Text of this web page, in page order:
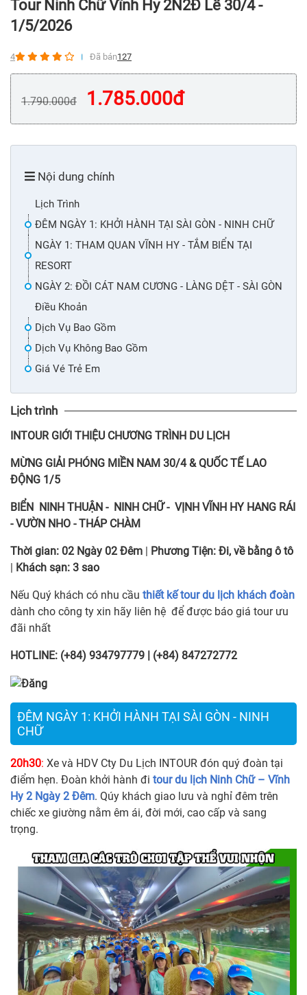
Tour Ninh Chữ Vĩnh Hy 2N2Đ Lễ 30/4 -
1/5/2026
4 Đã bán127
1.790.000đ 1.785.000đ
Nội dung chính
Lịch Trình
ĐÊM NGÀY 1: KHỞI HÀNH TẠI SÀI GÒN - NINH CHỮ
NGÀY 1: THAM QUAN VĨNH HY - TẮM BIỂN TẠI
RESORT
NGÀY 2: ĐỒI CÁT NAM CƯƠNG - LÀNG DỆT - SÀI GÒN
Điều Khoản
Dịch Vụ Bao Gồm
Dịch Vụ Không Bao Gồm
Giá Vé Trẻ Em
Lịch trình
INTOUR GIỚI THIỆU CHƯƠNG TRÌNH DU LỊCH
MỪNG GIẢI PHÓNG MIỀN NAM 30/4 & QUỐC TẾ LAO
ĐỘNG 1/5
BIỂN NINH THUẬN - NINH CHỮ - VỊNH VĨNH HY HANG RÁI
- VƯỜN NHO - THÁP CHÀM
Thời gian: 02 Ngày 02 Đêm Phương Tiện: Đi, về bằng ô tô
Khách sạn: 3 sao
Nếu Quý khách có nhu cầu thiết kế tour du lịch khách đoàn
dành cho công ty xin hãy liên hệ để được báo giá tour ưu
đãi nhất
HOTLINE: (+84) 934797779 | (+84) 847272772
ĐÊM NGÀY 1: KHỞI HÀNH TẠI SÀI GÒN - NINH
CHỮ
20h30: Xe và HDV Cty Du Lịch INTOUR đón quý đoàn tại
điểm hẹn. Đoàn khởi hành đi tour du lịch Ninh Chữ – Vĩnh
Hy 2 Ngày 2 Đêm. Qúy khách giao lưu và nghỉ đêm trên
chiếc xe giường nằm êm ái, đời mới, cao cấp và sang
trọng.